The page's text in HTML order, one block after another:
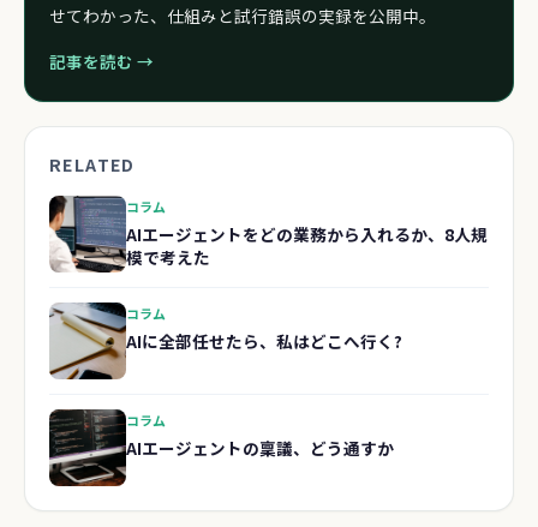
せてわかった、仕組みと試行錯誤の実録を公開中。
記事を読む →
RELATED
コラム
AIエージェントをどの業務から入れるか、8人規
模で考えた
コラム
AIに全部任せたら、私はどこへ行く?
コラム
AIエージェントの稟議、どう通すか